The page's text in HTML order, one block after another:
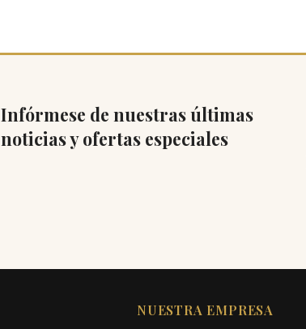
Infórmese de nuestras últimas
noticias y ofertas especiales
NUESTRA EMPRESA